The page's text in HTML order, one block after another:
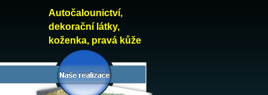
Autočalounictví,
dekorační látky,
koženka, pravá kůže